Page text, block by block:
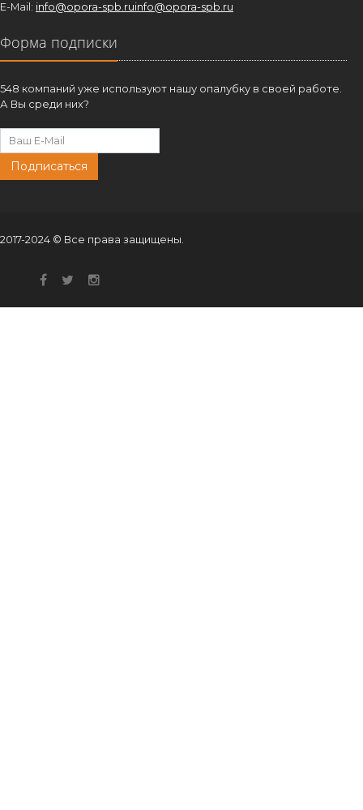
E-Mail: info@opora-spb.ruinfo@opora-spb.ru
Форма подписки
548 компаний уже используют нашу опалубку в своей работе.
А Вы среди них?
Подписаться
2017-2024 © Все права защищены.